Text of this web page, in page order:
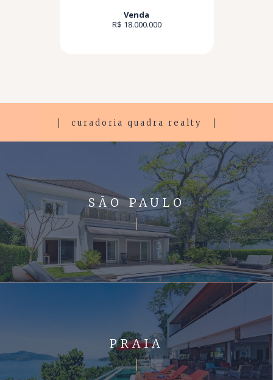
Venda
R$ 18.000.000
curadoria quadra realty
SÃO PAULO
PRAIA